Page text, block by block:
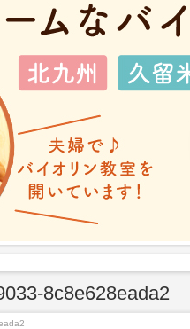
8c8e628eada2